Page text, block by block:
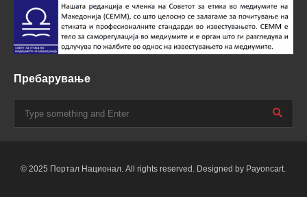
Пребарување
© 2025 Портал Национал. All rights reserved. Designed by Payoncart.